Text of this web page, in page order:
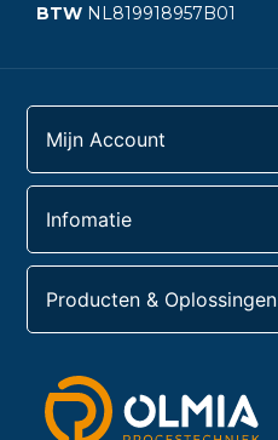
BTW NL819918957B01
Mijn Account
Infomatie
Producten & Oplossingen